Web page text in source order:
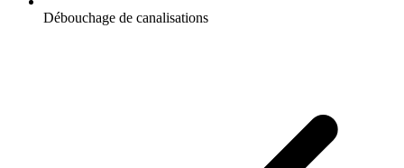
Débouchage de canalisations